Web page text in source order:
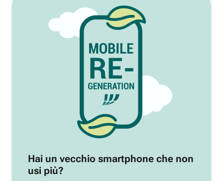
Hai un vecchio smartphone che non
usi più?